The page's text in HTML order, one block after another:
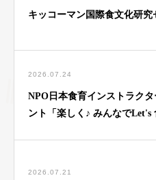
キッコーマン国際食文化研
2026.07.24
NPO日本食育インストラク
ント「楽しく♪ みんなでLet's
2026.07.21